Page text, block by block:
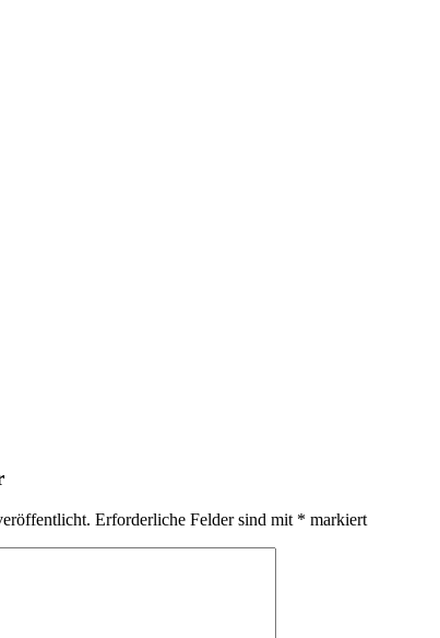
Erforderliche Felder sind mit * markiert